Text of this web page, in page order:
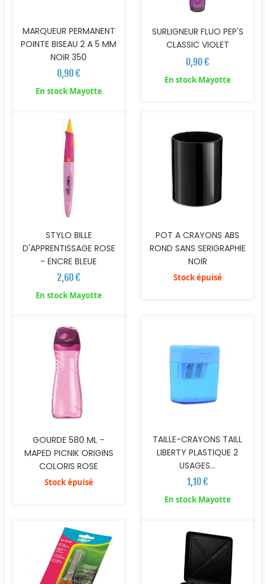
MARQUEUR PERMANENT
POINTE BISEAU 2 A 5 MM
NOIR 350
0,90 €
En stock Mayotte
SURLIGNEUR FLUO PEP'S
CLASSIC VIOLET
0,90 €
En stock Mayotte
STYLO BILLE
D'APPRENTISSAGE ROSE
- ENCRE BLEUE
2,60 €
En stock Mayotte
POT A CRAYONS ABS
ROND SANS SERIGRAPHIE
NOIR
Stock épuisé
GOURDE 580 ML -
MAPED PICNIK ORIGINS
COLORIS ROSE
Stock épuisé
TAILLE-CRAYONS TAILL
LIBERTY PLASTIQUE 2
USAGES...
1,10 €
En stock Mayotte